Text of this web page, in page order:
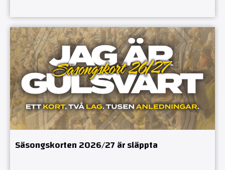
Säsongskorten 2026/27 är släppta